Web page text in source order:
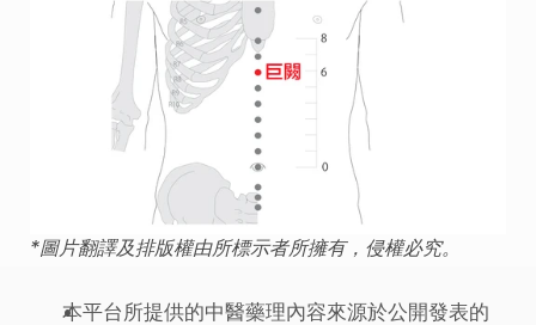
*圖片翻譯及排版權由所標示者所擁有，侵權必究。
本平台所提供的中醫藥理內容來源於公開發表的